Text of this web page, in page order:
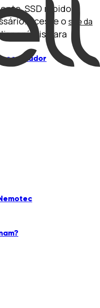
SSD rápido e
Acesse o site da
para
Processador